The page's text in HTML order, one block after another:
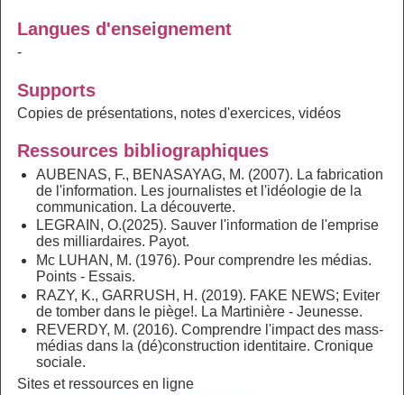
Langues d'enseignement
-
Supports
Copies de présentations, notes d'exercices, vidéos
Ressources bibliographiques
AUBENAS, F., BENASAYAG, M. (2007). La fabrication
de l'information. Les journalistes et l'idéologie de la
communication. La découverte.
LEGRAIN, O.(2025). Sauver l'information de l'emprise
des milliardaires. Payot.
Mc LUHAN, M. (1976). Pour comprendre les médias.
Points - Essais.
RAZY, K., GARRUSH, H. (2019). FAKE NEWS; Eviter
de tomber dans le piège!. La Martinière - Jeunesse.
REVERDY, M. (2016). Comprendre l'impact des mass-
médias dans la (dé)construction identitaire. Cronique
sociale.
Sites et ressources en ligne